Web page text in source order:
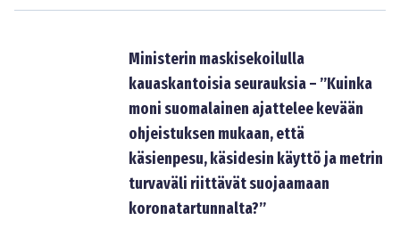
Ministerin maskisekoilulla
kauaskantoisia seurauksia – ”Kuinka
moni suomalainen ajattelee kevään
ohjeistuksen mukaan, että
käsienpesu, käsidesin käyttö ja metrin
turvaväli riittävät suojaamaan
koronatartunnalta?”